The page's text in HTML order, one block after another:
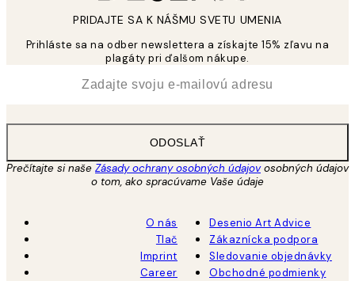
PRIDAJTE SA K NÁŠMU SVETU UMENIA
Prihláste sa na odber newslettera a získajte 15% zľavu na
plagáty pri ďalšom nákupe.
ODOSLAŤ
Prečítajte si naše Zásady ochrany osobných údajovosobných údajov
o tom, ako spracúvame Vaše údaje
O nás
Tlač
Imprint
Career
Desenio Art Advice
Zákaznícka podpora
Sledovanie objednávky
Obchodné podmienky